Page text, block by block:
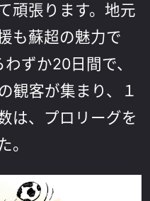
頑張ります。地元
も蘇超の魅力で
ずか20日間で、
観客が集まり、１
は、プロリーグを
。